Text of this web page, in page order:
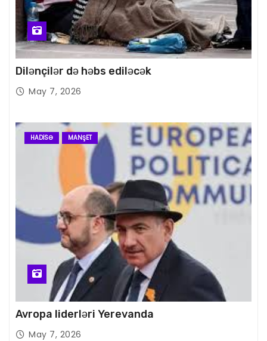
Dilənçilər də həbs ediləcək
May 7, 2026
HADISƏ MANŞET
Avropa liderləri Yerevanda
May 7, 2026